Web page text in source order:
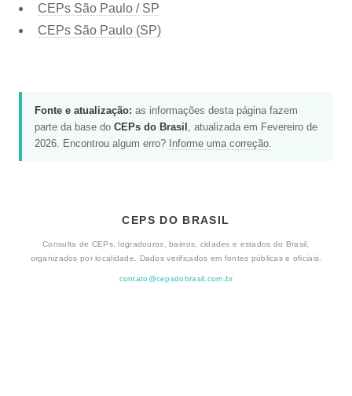
CEPs São Paulo / SP
CEPs São Paulo (SP)
Fonte e atualização: as informações desta página fazem
parte da base do CEPs do Brasil , atualizada em Fevereiro de
2026. Encontrou algum erro? Informe uma correção
CEPS DO BRASIL
Consulta de CEPs, logradouros, bairros, cidades e estados do Brasil,
organizados por localidade. Dados verificados em fontes públicas e oficiais.
contato@cepsdobrasil.com.br